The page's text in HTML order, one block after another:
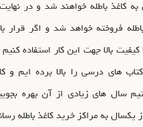
به کاغذ باطله خواهند شد و در
فروخته خواهد شد و اگر قرار
کیفیت بالا جهت این کار استفاده
های درسی را بالا برده ایم و
سال های زیادی از آن بهره
یکسال به مراکز خرید کاغذ باطله